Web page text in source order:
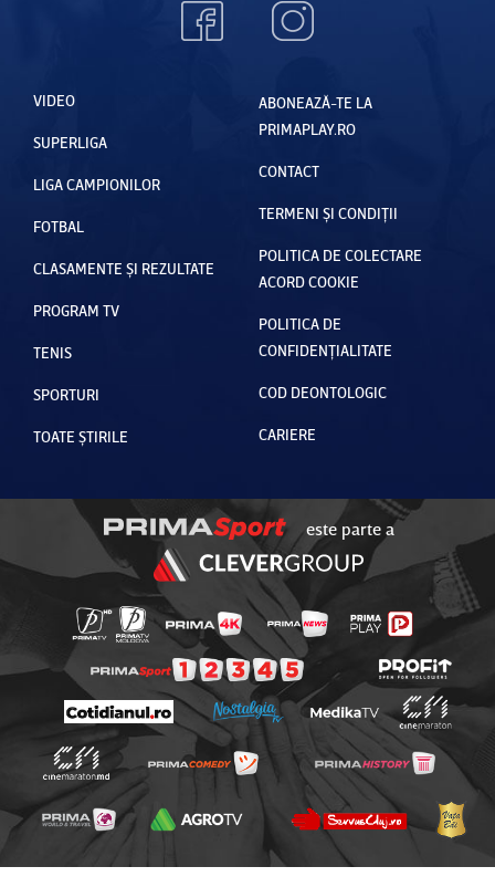
VIDEO
SUPERLIGA
LIGA CAMPIONILOR
FOTBAL
CLASAMENTE ȘI REZULTATE
PROGRAM TV
TENIS
SPORTURI
TOATE ȘTIRILE
ABONEAZĂ-TE LA
PRIMAPLAY.RO
CONTACT
TERMENI ȘI CONDIȚII
POLITICA DE COLECTARE
ACORD COOKIE
POLITICA DE
CONFIDENȚIALITATE
COD DEONTOLOGIC
CARIERE
este parte a